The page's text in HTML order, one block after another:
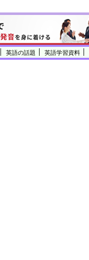
英語の話題 英語学習資料